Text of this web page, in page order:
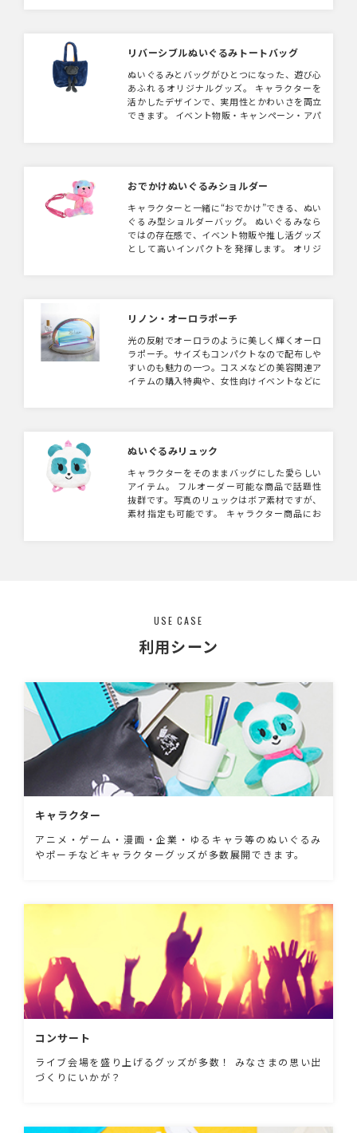
リバーシブルぬいぐるみトートバッグ
ぬいぐるみとバッグがひとつになった、遊び心
あふれるオリジナルグッズ。 キャラクターを
活かしたデザインで、実用性とかわいさを両立
できます。 イベント物販・キャンペーン・アパ
おでかけぬいぐるみショルダー
キャラクターと一緒に“おでかけ”できる、ぬい
ぐるみ型ショルダーバッグ。 ぬいぐるみなら
ではの存在感で、イベント物販や推し活グッズ
として高いインパクトを発揮します。 オリジ
リノン・オーロラポーチ
光の反射でオーロラのように美しく輝くオーロ
ラポーチ。サイズもコンパクトなので配布しや
すいのも魅力の一つ。コスメなどの美容関連ア
イテムの購入特典や、女性向けイベントなどに
ぬいぐるみリュック
キャラクターをそのままバッグにした愛らしい
アイテム。 フルオーダー可能な商品で話題性
抜群です。写真のリュックはボア素材ですが、
素材指定も可能です。 キャラクター商品にお
USE CASE
利用シーン
キャラクター
アニメ・ゲーム・漫画・企業・ゆるキャラ等のぬいぐるみ
やポーチなどキャラクターグッズが多数展開できます。
コンサート
ライブ会場を盛り上げるグッズが多数！ みなさまの思い出
づくりにいかが？